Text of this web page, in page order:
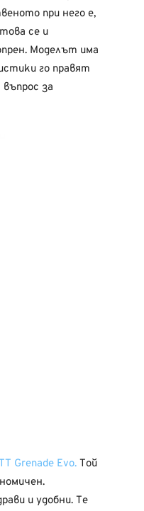
при него е,
се и
Моделът има
го правят
за
Grenade Evo. Той
и удобни. Те